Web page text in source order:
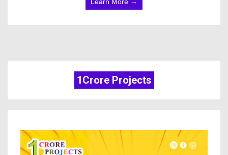
1Crore Projects